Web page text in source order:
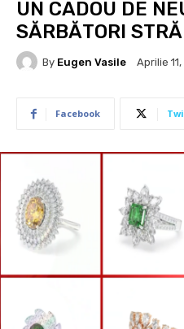
UN CADOU DE
SĂRBĂTORI
By Eugen Vasile Aprilie
Facebook